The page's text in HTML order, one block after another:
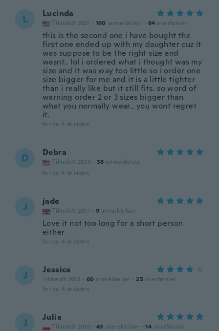
L Lucinda
Tilmeldt 2021 · 160 anmeldelser · 64 overførsler
this is the second one i have bought the
first one ended up with my daughter cuz it
was suppose to be the right size and
wasnt.. lol i ordered what i thought was my
size and it was way too little so i order one
size bigger for me and it is a little tighter
than i really like but it still fits. so word of
warning order 2 or 3 sizes bigger than
what you normally wear.. you wont regret
it.
for ca. 4 år siden
D Debra
Tilmeldt 2020 · 38 anmeldelser
for ca. 4 år siden
J jade
Tilmeldt 2017 · 9 anmeldelser
Love it not too long for a short person
either
for ca. 4 år siden
J Jessica
Tilmeldt 2018 · 60 anmeldelser · 25 overførsler
for ca. 4 år siden
J Julia
Tilmeldt 2019 · 43 anmeldelser · 14 overførsler